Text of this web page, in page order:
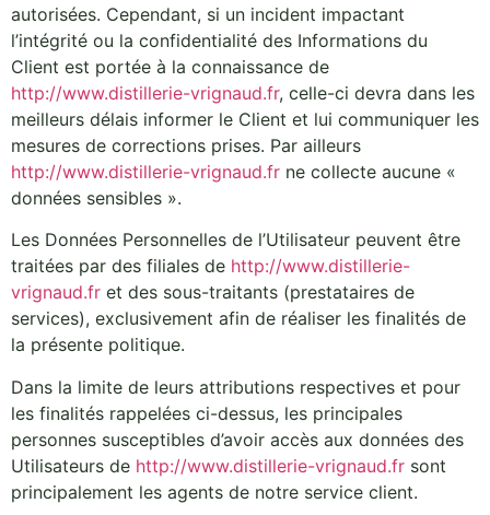
autorisées. Cependant, si un incident impactant
l’intégrité ou la confidentialité des Informations du
Client est portée à la connaissance de
http://www.distillerie-vrignaud.fr, celle-ci devra dans les
meilleurs délais informer le Client et lui communiquer les
mesures de corrections prises. Par ailleurs
http://www.distillerie-vrignaud.fr ne collecte aucune «
données sensibles ».
Les Données Personnelles de l’Utilisateur peuvent être
traitées par des filiales de http://www.distillerie-
vrignaud.fr et des sous-traitants (prestataires de
services), exclusivement afin de réaliser les finalités de
la présente politique.
Dans la limite de leurs attributions respectives et pour
les finalités rappelées ci-dessus, les principales
personnes susceptibles d’avoir accès aux données des
Utilisateurs de http://www.distillerie-vrignaud.fr sont
principalement les agents de notre service client.